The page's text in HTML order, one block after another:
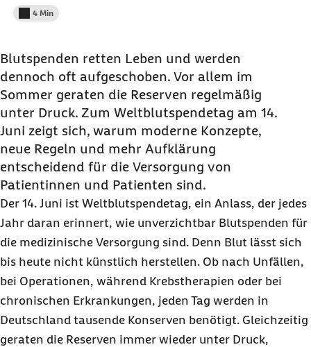
Lesedauer weniger als
4 Min
Blutspenden retten Leben und werden
dennoch oft aufgeschoben. Vor allem im
Sommer geraten die Reserven regelmäßig
unter Druck. Zum Weltblutspendetag am 14.
Juni zeigt sich, warum moderne Konzepte,
neue Regeln und mehr Aufklärung
entscheidend für die Versorgung von
Patientinnen und Patienten sind.
Der 14. Juni ist Weltblutspendetag, ein Anlass, der jedes
Jahr daran erinnert, wie unverzichtbar Blutspenden für
die medizinische Versorgung sind. Denn Blut lässt sich
bis heute nicht künstlich herstellen. Ob nach Unfällen,
bei Operationen, während Krebstherapien oder bei
chronischen Erkrankungen, jeden Tag werden in
Deutschland tausende Konserven benötigt. Gleichzeitig
geraten die Reserven immer wieder unter Druck,